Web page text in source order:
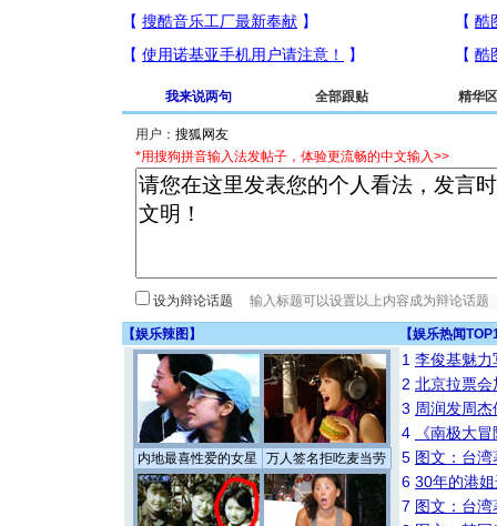
我来说两句 全部跟贴 精华区
用户：
*用搜狗拼音输入法发帖子，体验更流畅的中文输入>>
设为辩论话题
【娱乐辣图 】 【娱乐热闻
内地最喜性爱的女星 万人签名拒吃麦当劳
1 李俊基魅力
2 北京拉票
3 周润发周
4
《南极大
5 图文：台
6 30年的港
7 图文：台